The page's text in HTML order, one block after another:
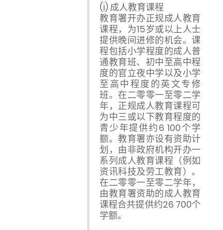
(i) 成人教育课程
教育署开办正规成人教育
课程，为15岁或以上人士
提供晚间进修的机会。课
程包括小学程度的成人普
通教育班、初中至高中程
度的官立夜中学以及小学
至高中程度的英文专修
班。在二零零一至零二学
年，正规成人教育课程可
为中三或以下教育程度的
青少年提供约6 100个学
额。教育署亦设有资助计
划，由非政府机构开办一
系列成人教育课程（例如
资讯科技及劳工教育）。
在二零零一至零二学年，
由教育署资助的成人教育
课程合共提供约26 700个
学额。